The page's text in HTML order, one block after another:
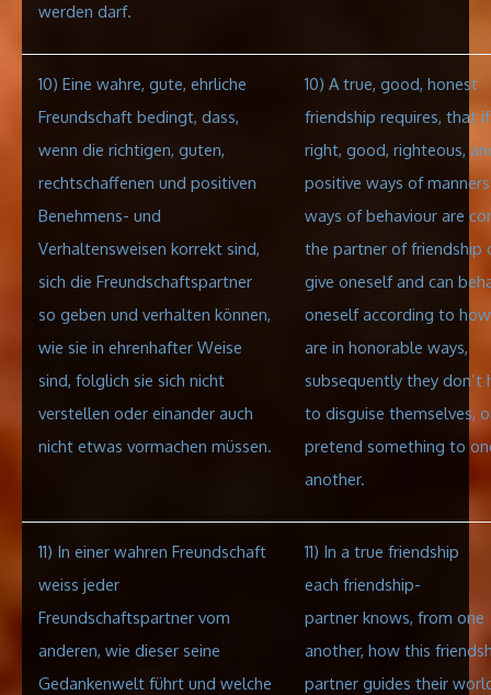
werden darf.
10) Eine wahre, gute, ehrliche
Freundschaft bedingt, dass,
wenn die richtigen, guten,
rechtschaffenen und positiven
Benehmens- und
Verhaltensweisen korrekt sind,
sich die Freundschaftspartner
so geben und verhalten können,
wie sie in ehrenhafter Weise
sind, folglich sie sich nicht
verstellen oder einander auch
nicht etwas vormachen müssen.
10) A true, good, honest
friendship requires, that
right, good, righteous,
positive ways of
ways of behaviour are
the partner of friendship
give oneself and can
oneself according to
are in honorable ways,
subsequently they don’t
to disguise themselves,
pretend something to
another.
11) In einer wahren Freundschaft
weiss jeder
Freundschaftspartner vom
anderen, wie dieser seine
Gedankenwelt führt und welche
11) In a true friendship
each friendship-
partner knows, from one
another, how this
partner guides their